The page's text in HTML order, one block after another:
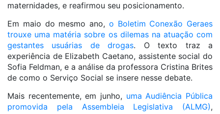
maternidades, e reafirmou seu posicionamento.
Em maio do mesmo ano, o Boletim Conexão Geraes
trouxe uma matéria sobre os dilemas na atuação com
gestantes usuárias de drogas. O texto traz a
experiência de Elizabeth Caetano, assistente social do
Sofia Feldman, e a análise da professora Cristina Brites
de como o Serviço Social se insere nesse debate.
Mais recentemente, em junho, uma Audiência Pública
promovida pela Assembleia Legislativa (ALMG),